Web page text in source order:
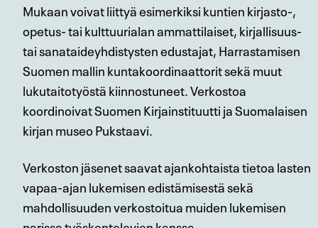
Mukaan voivat liittyä esimerkiksi kuntien kirjasto-,
opetus- tai kulttuurialan ammattilaiset, kirjallisuus-
tai sanataideyhdistysten edustajat, Harrastamisen
Suomen mallin kuntakoordinaattorit sekä muut
lukutaitotyöstä kiinnostuneet. Verkostoa
koordinoivat Suomen Kirjainstituutti ja Suomalaisen
kirjan museo Pukstaavi.
Verkoston jäsenet saavat ajankohtaista tietoa lasten
vapaa-ajan lukemisen edistämisestä sekä
mahdollisuuden verkostoitua muiden lukemisen